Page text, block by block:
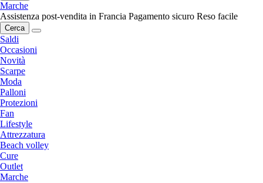
Marche
Assistenza post-vendita in Francia Pagamento sicuro Reso facile
Cerca
Saldi
Occasioni
Novità
Scarpe
Moda
Palloni
Protezioni
Fan
Lifestyle
Attrezzatura
Beach volley
Cure
Outlet
Marche